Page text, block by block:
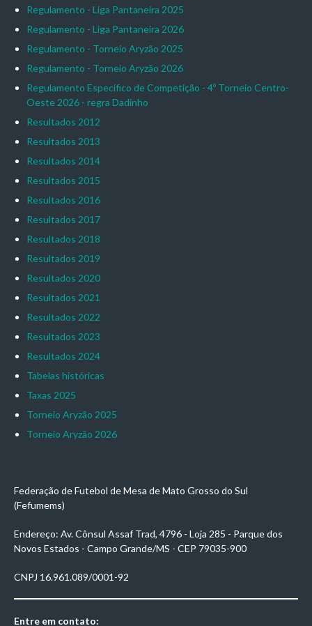
Regulamento - Liga Pantaneira 2025
Regulamento - Liga Pantaneira 2026
Regulamento - Torneio Aryzão 2025
Regulamento - Torneio Aryzão 2026
Regulamento Específico de Competição - 4º Torneio Centro-
Oeste 2026 - regra Dadinho
Resultados 2012
Resultados 2013
Resultados 2014
Resultados 2015
Resultados 2016
Resultados 2017
Resultados 2018
Resultados 2019
Resultados 2020
Resultados 2021
Resultados 2022
Resultados 2023
Resultados 2024
Tabelas históricas
Taxas 2025
Torneio Aryzão 2025
Torneio Aryzão 2026
Federação de Futebol de Mesa de Mato Grosso do Sul
(Fefumems)
Endereço: Av. Cônsul Assaf Trad, 4796 - Loja 285 - Parque dos
Novos Estados - Campo Grande/MS - CEP 79035-900
CNPJ 16.961.089/0001-92
Entre em contato: